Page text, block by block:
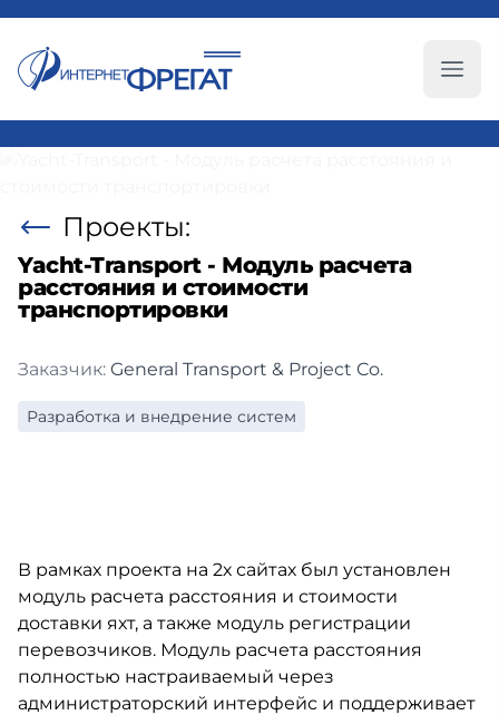
Проекты:
Yacht-Transport - Модуль расчета
расстояния и стоимости
транспортировки
Заказчик: General Transport & Project Co.
Разработка и внедрение систем
В рамках проекта на 2х сайтах был установлен
модуль расчета расстояния и стоимости
доставки яхт, а также модуль регистрации
перевозчиков. Модуль расчета расстояния
полностью настраиваемый через
администраторский интерфейс и поддерживает